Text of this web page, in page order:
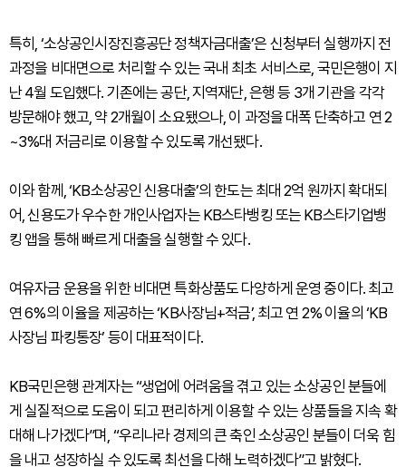
특히, ‘소상공인시장진흥공단 정책자금대출’은 신청부터 실행까지 전
과정을 비대면으로 처리할 수 있는 국내 최초 서비스로, 국민은행이 지
난 4월 도입했다. 기존에는 공단, 지역재단, 은행 등 3개 기관을 각각
방문해야 했고, 약 2개월이 소요됐으나, 이 과정을 대폭 단축하고 연 2
~3%대 저금리로 이용할 수 있도록 개선됐다.
이와 함께, ‘KB소상공인 신용대출’의 한도는 최대 2억 원까지 확대되
어, 신용도가 우수한 개인사업자는 KB스타뱅킹 또는 KB스타기업뱅
킹 앱을 통해 빠르게 대출을 실행할 수 있다.
여유자금 운용을 위한 비대면 특화상품도 다양하게 운영 중이다. 최고
연 6%의 이율을 제공하는 ‘KB사장님+적금’, 최고 연 2% 이율의 ‘KB
사장님 파킹통장’ 등이 대표적이다.
KB국민은행 관계자는 “생업에 어려움을 겪고 있는 소상공인 분들에
게 실질적으로 도움이 되고 편리하게 이용할 수 있는 상품들을 지속 확
대해 나가겠다”며, “우리나라 경제의 큰 축인 소상공인 분들이 더욱 힘
을 내고 성장하실 수 있도록 최선을 다해 노력하겠다”고 밝혔다.